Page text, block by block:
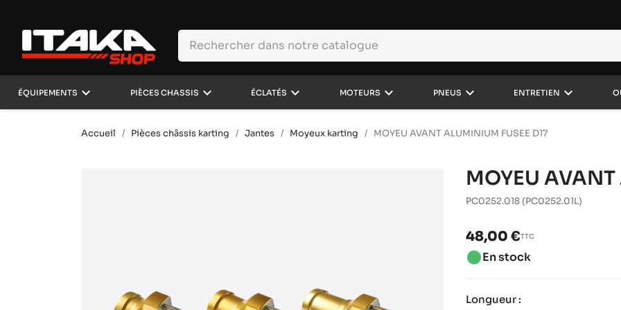
ÉQUIPEMENTS keyboard_arrow_down PIÈCES CHASSIS keyboard_arrow_down ÉCLATÉS keyboard_arrow_down MOTEURS keyboard_arrow_down PNEUS keyboard_arrow_down ENTRETIEN keyboard_arrow_down
Accueil Pièces châssis karting Jantes Moyeux karting MOYEU AVANT ALUMINIUM FUSEE D17
MOYEU
PC0252.018 (PC0252.01L)
48,00 €TTC
brightness_1En stock
Longueur :